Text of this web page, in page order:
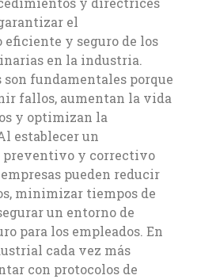
el
y seguro de los
en la industria.
son fundamentales porque
fallos, aumentan la vida
y optimizan la
establecer un
y correctivo
pueden reducir
minimizar tiempos de
un entorno de
para los empleados. En
cada vez más
con protocolos de